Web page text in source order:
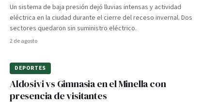
Un sistema de baja presión dejó lluvias intensas y actividad
eléctrica en la ciudad durante el cierre del receso invernal. Dos
sectores quedaron sin suministro eléctrico.
2 de agosto
DEPORTES
Aldosivi vs Gimnasia en el Minella con
presencia de visitantes